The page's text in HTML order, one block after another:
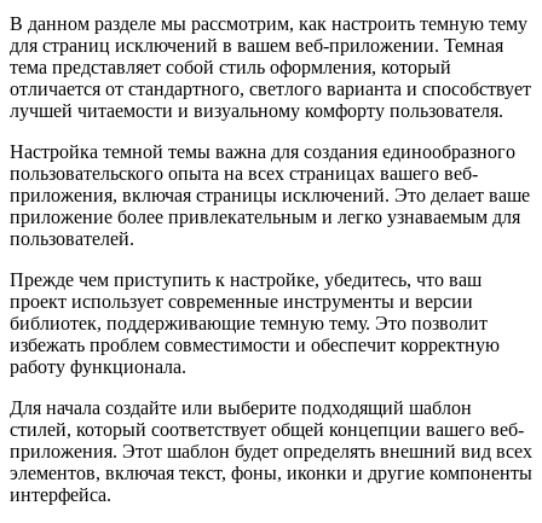
В данном разделе мы рассмотрим, как настроить темную тему
для страниц исключений в вашем веб-приложении. Темная
тема представляет собой стиль оформления, который
отличается от стандартного, светлого варианта и способствует
лучшей читаемости и визуальному комфорту пользователя.
Настройка темной темы важна для создания единообразного
пользовательского опыта на всех страницах вашего веб-
приложения, включая страницы исключений. Это делает ваше
приложение более привлекательным и легко узнаваемым для
пользователей.
Прежде чем приступить к настройке, убедитесь, что ваш
проект использует современные инструменты и версии
библиотек, поддерживающие темную тему. Это позволит
избежать проблем совместимости и обеспечит корректную
работу функционала.
Для начала создайте или выберите подходящий шаблон
стилей, который соответствует общей концепции вашего веб-
приложения. Этот шаблон будет определять внешний вид всех
элементов, включая текст, фоны, иконки и другие компоненты
интерфейса.